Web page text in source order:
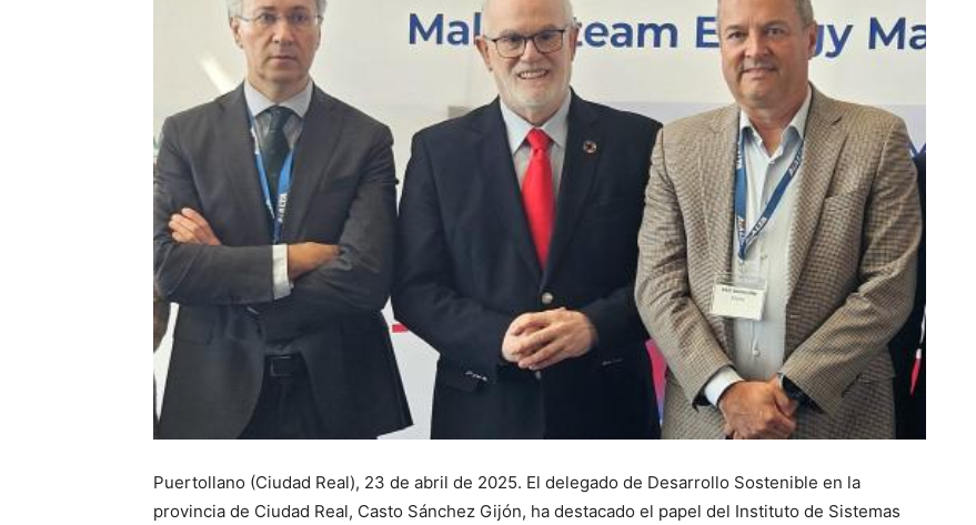
Puertollano (Ciudad Real), 23 de abril de 2025. El delegado de Desarrollo Sostenible en la
provincia de Ciudad Real, Casto Sánchez Gijón, ha destacado el papel del Instituto de Sistemas